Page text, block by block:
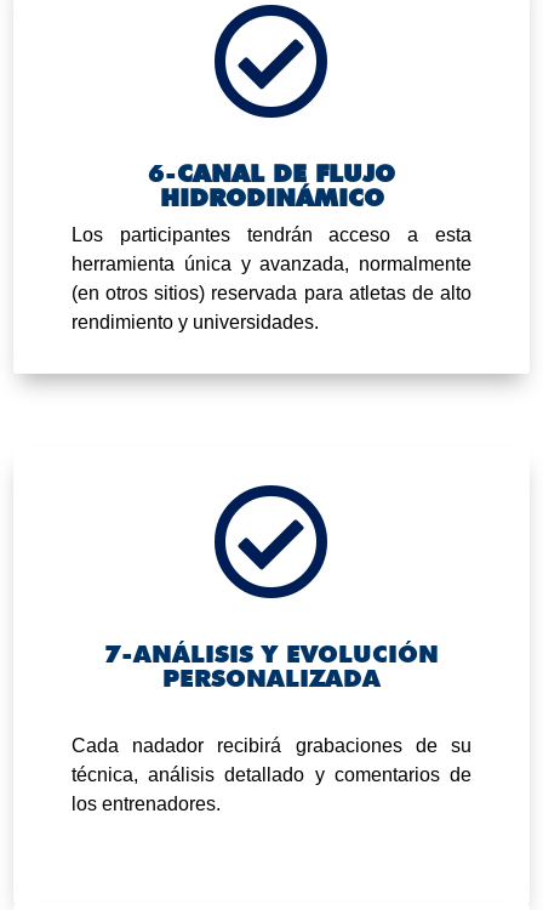

6-CANAL DE FLUJO
HIDRODINÁMICO
Los participantes tendrán acceso a esta
herramienta única y avanzada, normalmente
(en otros sitios) reservada para atletas de alto
rendimiento y universidades.

7-ANÁLISIS Y EVOLUCIÓN
PERSONALIZADA
Cada nadador recibirá grabaciones de su
técnica, análisis detallado y comentarios de
los entrenadores.